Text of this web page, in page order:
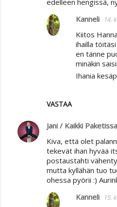
edelleen hengissä,
VASTAA
Kanneli 14.
Kiitos
ihailla
en tänne
minäkin
Ihania
Jani / Kaikki Paketissa
Kiva, että olet
tekevät ihan hyvää
postaustahti
mutta kyllähän tuo
ohessa pyörii :)
Kanneli 15.